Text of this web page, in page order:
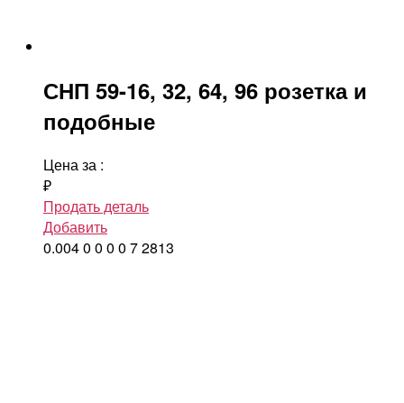
СНП 59-16, 32, 64, 96 розетка и
подобные
Цена за :
₽
Продать деталь
Добавить
0.0040 0 0 0 72813